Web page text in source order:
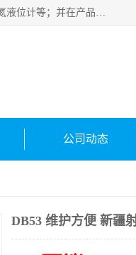
河南福瑞德仪表有限公司是生产销售电容液位计、液氨液位计、小量程液位计定制、智能锅炉水位计、液氮液位计等；并在产品开发、研制的过程中，吸取国内外仪器仪表的技术精华，建立了一支高、精、尖的科研开发队伍，使产品性能不断升级。
公司动态
DB53 维护方便 新疆